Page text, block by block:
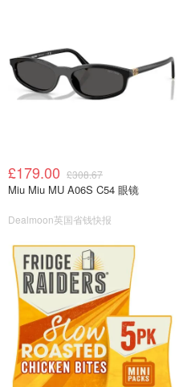
£179.00 £308.67
Miu Miu MU A06S C54 眼镜
Dealmoon英国省钱快报